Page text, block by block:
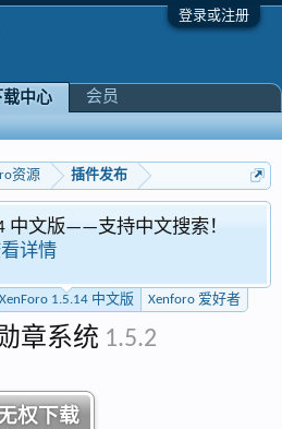
登录或注册
资源 插件发布
中文版——支持中文搜索！
详情
XenForo 1.5.14 中文版 Xenforo 爱好者
权下载
章系统 1.5.2
载中心
会员